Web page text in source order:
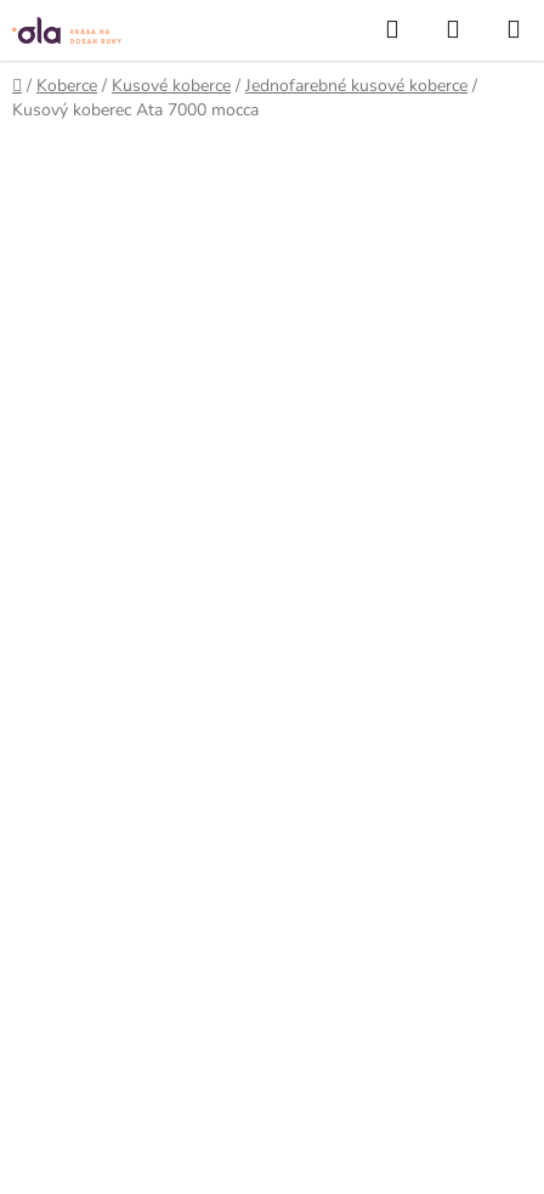
Prejsť
na
obsah
Hľadať
KOŠÍK
Domov
/ Koberce / Kusové koberce / Jednofarebné kusové koberce /
Kusový koberec Ata 7000 mocca